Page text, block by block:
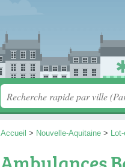
Accueil > Nouvelle-Aquitaine >